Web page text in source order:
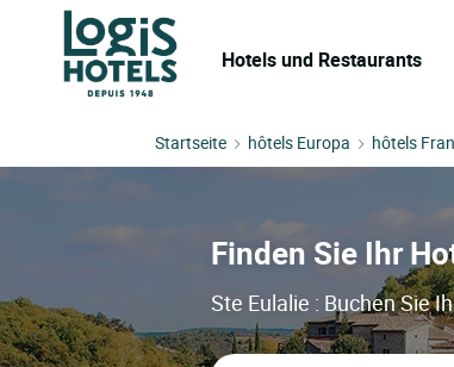
Hotels und Restaurants
Startseite hôtels Europa hôtels
Finden Sie Ihr
Ste Eulalie : Buchen Sie